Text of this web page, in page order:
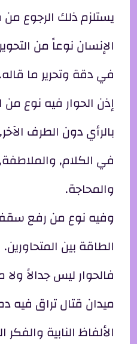
يستلزم ذلك الرجوع
الإنسان نوعاً من
في دقة وتحرير ما قاله.
إذن الحوار فيه نوع من
بالرأي دون الطرف
في الكلام,
والمحاجة.
وفيه نوع من رفع
الطاقة بين المتحاورين.
فالحوار ليس جدالاً
ميدان قتال تراق فيه
الألفاظ النابية